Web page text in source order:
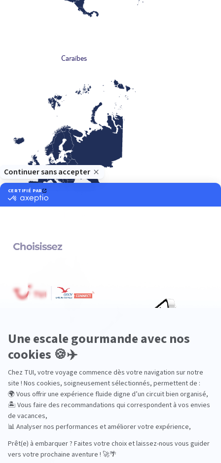
Caraïbes
Océanie